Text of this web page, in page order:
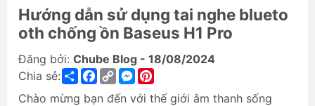
Hướng dẫn sử dụng tai nghe blueto
oth chống ồn Baseus H1 Pro
Đăng bởi: Chube Blog - 18/08/2024
Chia sẻ:
ShareFacebook
Copy
Link
Messenger
Chào mừng bạn đến với thế giới âm thanh sống